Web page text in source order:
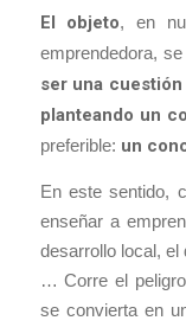
El objeto, en
emprendedora, se
ser una
planteando un
preferible: un
En este sentido,
enseñar a
desarrollo local, el
… Corre el
se convierta en